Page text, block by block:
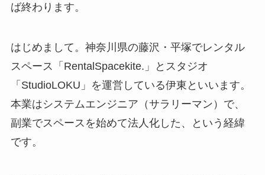
ば終わります。
はじめまして。神奈川県の藤沢・平塚でレンタル
スペース「RentalSpacekite.」とスタジオ
「StudioLOKU」を運営している伊東といいます。
本業はシステムエンジニア（サラリーマン）で、
副業でスペースを始めて法人化した、という経緯
です。